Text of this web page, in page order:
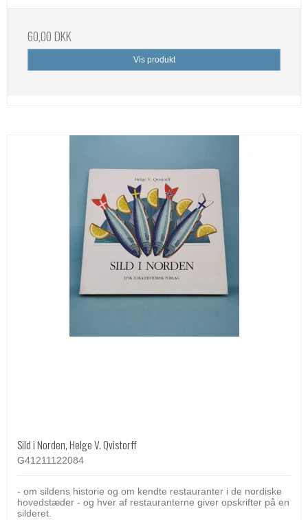
60,00 DKK
Vis produkt
Sild i Norden, Helge V. Qvistorff
G41211122084
- om sildens historie og om kendte restauranter i de nordiske
hovedstæder - og hver af restauranterne giver opskrifter på en
silderet.